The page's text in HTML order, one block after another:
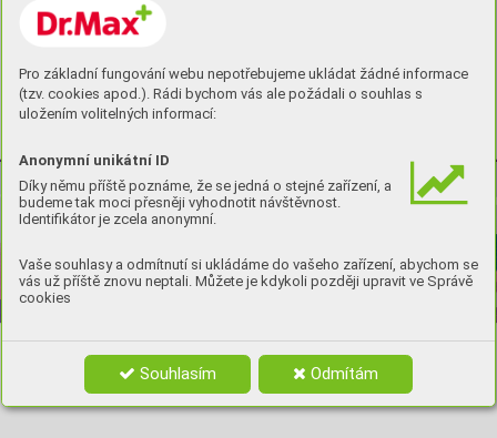
Pro základní fungování webu nepotřebujeme ukládat žádné informace
(tzv. cookies apod.). Rádi bychom vás ale požádali o souhlas s
uložením volitelných informací:
Anonymní unikátní ID
Díky němu příště poznáme, že se jedná o stejné zařízení, a
budeme tak moci přesněji vyhodnotit návštěvnost.
Identifikátor je zcela anonymní.
Vaše souhlasy a odmítnutí si ukládáme do vašeho zařízení, abychom se
vás už příště znovu neptali. Můžete je kdykoli později upravit ve Správě
cookies
Souhlasím Odmítám
Koupit zde